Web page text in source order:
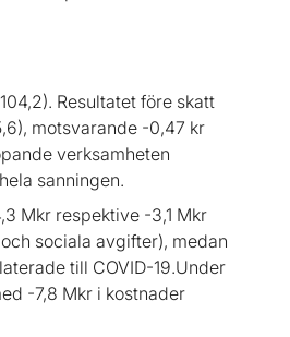
Resultatet före skatt
motsvarande -0,47 kr
verksamheten
sanningen.
Mkr respektive -3,1 Mkr
sociala avgifter), medan
till COVID-19.Under
-7,8 Mkr i kostnader